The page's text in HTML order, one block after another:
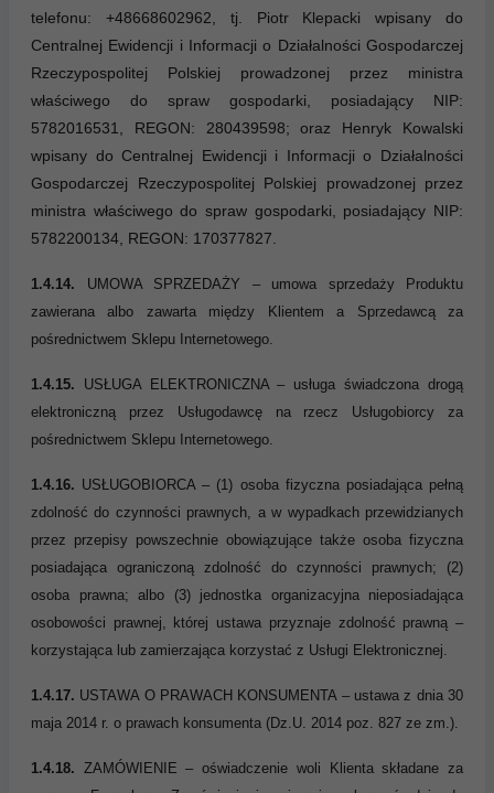
telefonu: +48668602962 , tj. Piotr Klepacki wpisany do
Centralnej Ewidencji i Informacji o Działalności Gospodarczej
Rzeczypospolitej Polskiej prowadzonej przez ministra
właściwego do spraw gospodarki, posiadający NIP:
5782016531, REGON: 280439598; oraz Henryk Kowalski
wpisany do Centralnej Ewidencji i Informacji o Działalności
Gospodarczej Rzeczypospolitej Polskiej prowadzonej przez
ministra właściwego do spraw gospodarki, posiadający NIP:
5782200134, REGON: 170377827.
1.4.14. UMOWA SPRZEDAŻY – umowa sprzedaży Produktu
zawierana albo zawarta między Klientem a Sprzedawcą za
pośrednictwem Sklepu Internetowego.
1.4.15. USŁUGA ELEKTRONICZNA – usługa świadczona drogą
elektroniczną przez Usługodawcę na rzecz Usługobiorcy za
pośrednictwem Sklepu Internetowego.
1.4.16. USŁUGOBIORCA – (1) osoba fizyczna posiadająca pełną
zdolność do czynności prawnych, a w wypadkach przewidzianych
przez przepisy powszechnie obowiązujące także osoba fizyczna
posiadająca ograniczoną zdolność do czynności prawnych; (2)
osoba prawna; albo (3) jednostka organizacyjna nieposiadająca
osobowości prawnej, której ustawa przyznaje zdolność prawną –
korzystająca lub zamierzająca korzystać z Usługi Elektronicznej.
1.4.17. USTAWA O PRAWACH KONSUMENTA – ustawa z dnia 30
maja 2014 r. o prawach konsumenta (Dz.U. 2014 poz. 827 ze zm.).
1.4.18. ZAMÓWIENIE – oświadczenie woli Klienta składane za